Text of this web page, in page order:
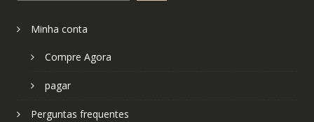
Minha conta
Compre Agora
pagar
Perguntas frequentes